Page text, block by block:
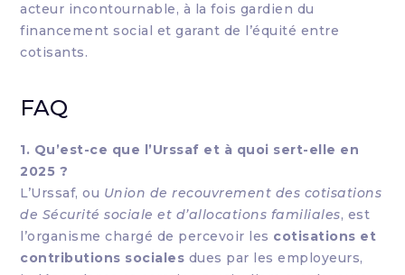
acteur incontournable, à la fois gardien du
financement social et garant de l’équité entre
cotisants.
FAQ
1. Qu’est-ce que l’Urssaf et à quoi sert-elle en
2025 ?
L’Urssaf, ou Union de recouvrement des cotisations
de Sécurité sociale et d’allocations familiales, est
l’organisme chargé de percevoir les cotisations et
contributions sociales dues par les employeurs,